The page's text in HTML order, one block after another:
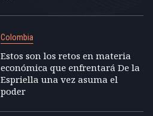
Colombia
Estos son los retos en materia
económica que enfrentará De la
Espriella una vez asuma el
poder